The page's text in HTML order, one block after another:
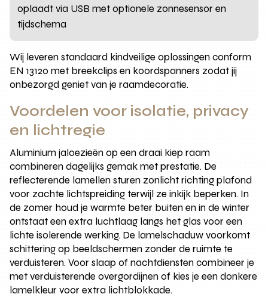
oplaadt via USB met optionele zonnesensor en
tijdschema
Wij leveren standaard kindveilige oplossingen conform
EN 13120 met breekclips en koordspanners zodat jij
onbezorgd geniet van je raamdecoratie.
Voordelen voor isolatie, privacy
en lichtregie
Aluminium jaloezieën op een draai kiep raam
combineren dagelijks gemak met prestatie. De
reflecterende lamellen sturen zonlicht richting plafond
voor zachte lichtspreiding terwijl ze inkijk beperken. In
de zomer houd je warmte beter buiten en in de winter
ontstaat een extra luchtlaag langs het glas voor een
lichte isolerende werking. De lamelschaduw voorkomt
schittering op beeldschermen zonder de ruimte te
verduisteren. Voor slaap of nachtdiensten combineer je
met verduisterende overgordijnen of kies je een donkere
lamelkleur voor extra lichtblokkade.